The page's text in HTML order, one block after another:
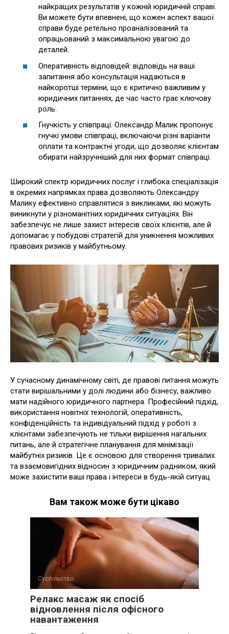
найкращих результатів у кожній юридичній справі.
Ви можете бути впевнені, що кожен аспект вашої
справи буде ретельно проаналізований та
опрацьований з максимальною увагою до
деталей.
Оперативність відповідей: відповідь на ваші
запитання або консультація надаються в
найкоротші терміни, що є критично важливим у
юридичних питаннях, де час часто грає ключову
роль.
Гнучкість у співпраці: Олександр Малик пропонує
гнучкі умови співпраці, включаючи різні варіанти
оплати та контрактні угоди, що дозволяє клієнтам
обирати найзручніший для них формат співпраці.
Широкий спектр юридичних послуг і глибока спеціалізація
в окремих напрямках права дозволяють Олександру
Малику ефективно справлятися з викликами, які можуть
виникнути у різноманітних юридичних ситуаціях. Він
забезпечує не лише захист інтересів своїх клієнтів, але й
допомагає у побудові стратегій для уникнення можливих
правових ризиків у майбутньому.
У сучасному динамічному світі, де правові питання можуть
стати вирішальними у долі людини або бізнесу, важливо
мати надійного юридичного партнера. Професійний підхід,
використання новітніх технологій, оперативність,
конфіденційність та індивідуальний підхід у роботі з
клієнтами забезпечують не тільки вирішення нагальних
питань, але й стратегічне планування для мінімізації
майбутніх ризиків. Це є основою для створення тривалих
та взаємовигідних відносин з юридичним радником, який
може захистити ваші права і інтереси в будь-якій ситуац
Вам також може бути цікаво
Суспільство
Релакс масаж як спосіб
відновлення після офісного
навантаження